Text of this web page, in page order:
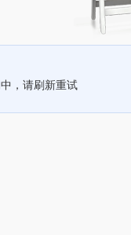
，请刷新重试